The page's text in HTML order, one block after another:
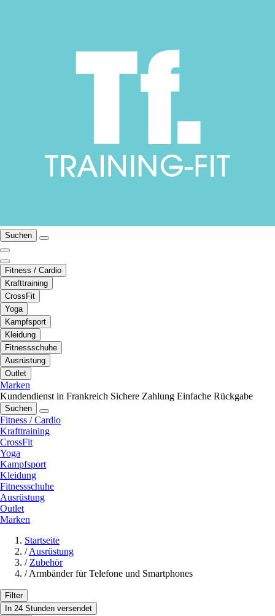
Suchen
Fitness / Cardio
Krafttraining
CrossFit
Yoga
Kampfsport
Kleidung
Fitnessschuhe
Ausrüstung
Outlet
Marken
Kundendienst in Frankreich Sichere Zahlung Einfache Rückgabe
Suchen
Fitness / Cardio
Krafttraining
CrossFit
Yoga
Kampfsport
Kleidung
Fitnessschuhe
Ausrüstung
Outlet
Marken
Startseite
/Ausrüstung
/ Zubehör
/Armbänder für Telefone und Smartphones
Filter
In 24 Stunden versendet